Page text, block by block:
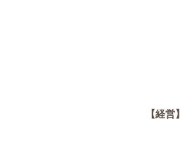
【経営】